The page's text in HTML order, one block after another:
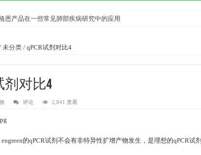
恩产品在一些常见肺部疾病研究中的应用
未分类 / qPCR试剂对比4
剂对比4
评论 2,841 查看
的qPCR试剂不会有非特异性扩增产物发生，是理想的qPCR试剂